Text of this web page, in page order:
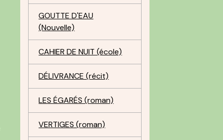
GOUTTE D'EAU
(Nouvelle)
CAHIER DE NUIT (école)
DÉLIVRANCE (récit)
LES ÉGARÉS (roman)
VERTIGES (roman)